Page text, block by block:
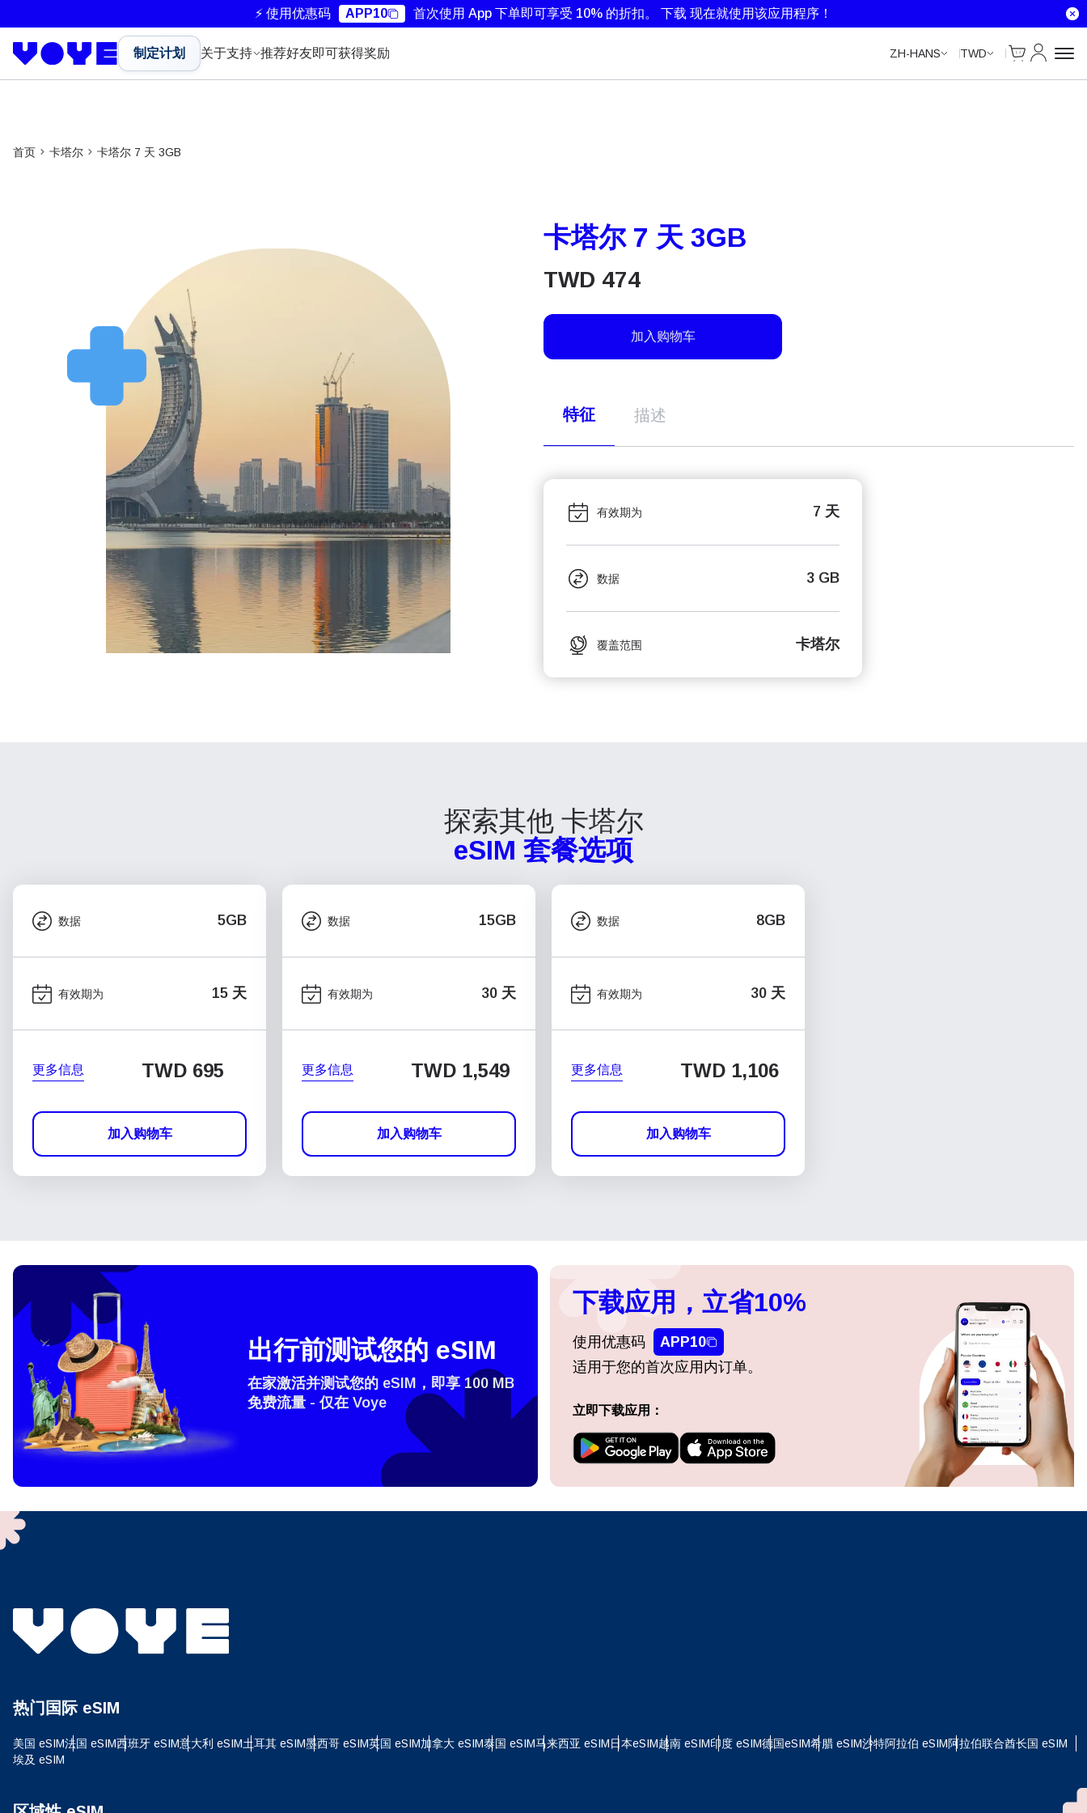
⚡ 使用优惠码 APP10 首次使用 App 下单即可享受 10% 的折扣。 下载 现在就使用该应用程序！
制定计划 关于支持 推荐好友即可获得奖励 ZH-HANS TWD
Cart
我的账户
首页 卡塔尔 卡塔尔 7 天 3GB
卡塔尔 7 天 3GB
TWD 474
加入购物车
特征 描述
有效期为 7 天
数据 3 GB
覆盖范围 卡塔尔
探索其他 卡塔尔
eSIM 套餐选项
数据 5GB
有效期为 15 天
更多信息 TWD 695
加入购物车
数据 15GB
有效期为 30 天
更多信息 TWD 1,549
加入购物车
数据 8GB
有效期为 30 天
更多信息 TWD 1,106
加入购物车
How do I get my eSim?
To get your eSIM, start by checking if your device supports eSIM
They will provide you with a QR code or activation details that you can scan
出行前测试您的 eSIM
在家激活并测试您的 eSIM，即享 100 MB
免费流量 - 仅在 Voye
下载应用，立省10%
使用优惠码
APP10
适用于您的首次应用内订单。
立即下载应用：
热门国际 eSIM
美国 eSIM法国 eSIM西班牙 eSIM意大利 eSIM土耳其 eSIM墨西哥 eSIM英国 eSIM加拿大 eSIM泰国 eSIM马来西亚 eSIM日本eSIM越南 eSIM印度 eSIM德国eSIM希腊 eSIM沙特阿拉伯 eSIM阿拉伯联合酋长国 eSIM
埃及 eSIM
登录或注册